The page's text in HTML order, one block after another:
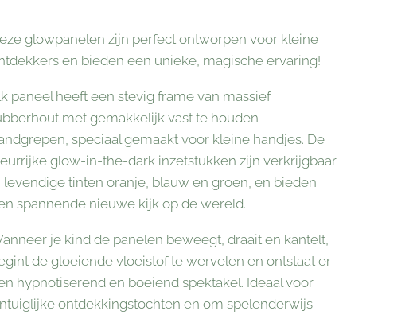
glowpanelen zijn perfect ontworpen voor kleine
en bieden een unieke, magische ervaring!
paneel heeft een stevig frame van massief
met gemakkelijk vast te houden
speciaal gemaakt voor kleine handjes. De
glow-in-the-dark inzetstukken zijn verkrijgbaar
levendige tinten oranje, blauw en groen, en bieden
spannende nieuwe kijk op de wereld.
je kind de panelen beweegt, draait en kantelt,
de gloeiende vloeistof te wervelen en ontstaat er
hypnotiserend en boeiend spektakel. Ideaal voor
ontdekkingstochten en om spelenderwijs